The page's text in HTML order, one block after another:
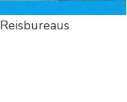
Reisbureaus